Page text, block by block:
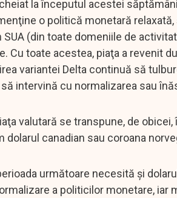
la începutul acestei
o politică monetară
(din toate domeniile de
Cu toate acestea, piaţa a revenit
variantei Delta continuă să
intervină cu normalizarea sau
valutară se transpune, de
canadian sau coroana
următoare necesită şi
a politicilor monetare, iar